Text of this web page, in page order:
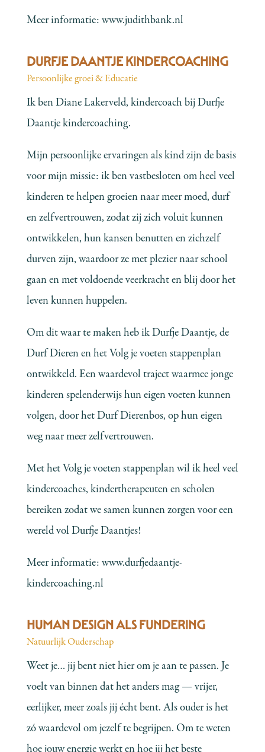
Meer informatie:www.judithbank.nl
DURFJE DAANTJE KINDERCOACHING
Persoonlijke groei & Educatie
Ik ben Diane Lakerveld, kindercoach bij Durfje
Daantje kindercoaching.
Mijn persoonlijke ervaringen als kind zijn de basis
voor mijn missie: ik ben vastbesloten om heel veel
kinderen te helpen groeien naar meer moed, durf
en zelfvertrouwen, zodat zij zich voluit kunnen
ontwikkelen, hun kansen benutten en zichzelf
durven zijn, waardoor ze met plezier naar school
gaan en met voldoende veerkracht en blij door het
leven kunnen huppelen.
Om dit waar te maken heb ik Durfje Daantje, de
Durf Dieren en het Volg je voeten stappenplan
ontwikkeld. Een waardevol traject waarmee jonge
kinderen spelenderwijs hun eigen voeten kunnen
volgen, door het Durf Dierenbos, op hun eigen
weg naar meer zelfvertrouwen.
Met het Volg je voeten stappenplan wil ik heel veel
kindercoaches, kindertherapeuten en scholen
bereiken zodat we samen kunnen zorgen voor een
wereld vol Durfje Daantjes!
Meer informatie:www.durfjedaantje-
kindercoaching.nl
HUMAN DESIGN ALS FUNDERING
Natuurlijk Ouderschap
Weet je… jij bent niet hier om je aan te passen. Je
voelt van binnen dat het anders mag — vrijer,
eerlijker, meer zoals jij écht bent. Als ouder is het
zó waardevol om jezelf te begrijpen. Om te weten
hoe jouw energie werkt en hoe jij het beste